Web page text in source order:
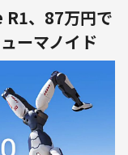
、87万円で
ーマノイド